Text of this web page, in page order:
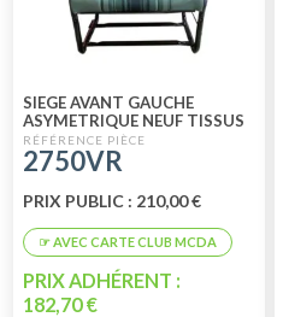
SIEGE AVANT GAUCHE
ASYMETRIQUE NEUF TISSUS
VERT RAYE
2750VR
PRIX PUBLIC : 210,00 €
PRIX ADHÉRENT :
182,70 €